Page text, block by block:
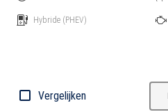
Hybride (PHEV)
Vergelijken